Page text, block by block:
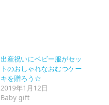
出産祝いにベビー服がセッ
トのおしゃれなおむつケー
キを贈ろう☆
2019年1月12日
Baby gift